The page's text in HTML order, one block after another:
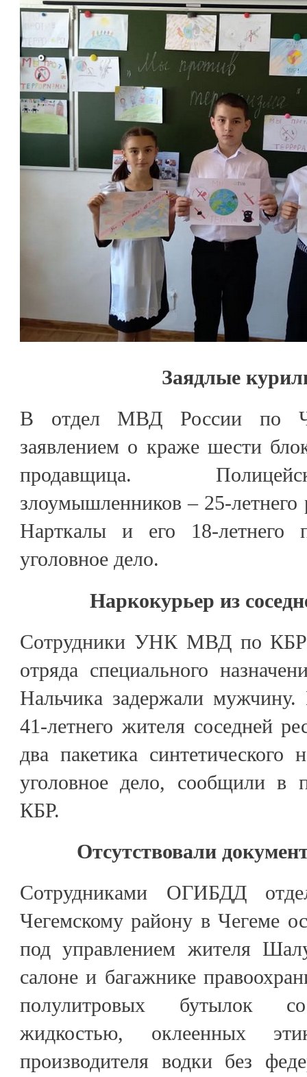
Заядлые
В отдел МВД России по
заявлением о краже шести
продавщица.
злоумышленников – 25-летнего
Нарткалы и его 18-летнего
уголовное дело.
Наркокурьер из
Сотрудники УНК МВД по КБР
отряда специального
Нальчика задержали
41-летнего жителя соседней
два пакетика синтетического
уголовное дело, сообщили
КБР.
Отсутствовали
Сотрудниками ОГИБДД
Чегемскому району в Чегеме
под управлением жителя
салоне и багажнике
полулитровых бутылок
жидкостью, оклеенных
производителя водки без